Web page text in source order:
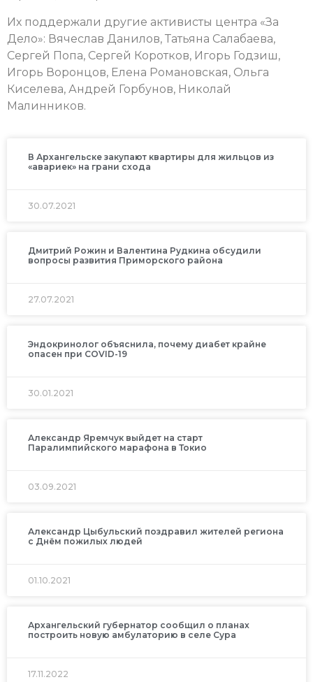
Их поддержали другие активисты центра «За
Дело»: Вячеслав Данилов, Татьяна Салабаева,
Сергей Попа, Сергей Коротков, Игорь Годзиш,
Игорь Воронцов, Елена Романовская, Ольга
Киселева, Андрей Горбунов, Николай
Малинников.
В Архангельске закупают квартиры для жильцов из
«авариек» на грани схода
30.07.2021
Дмитрий Рожин и Валентина Рудкина обсудили
вопросы развития Приморского района
27.07.2021
Эндокринолог объяснила, почему диабет крайне
опасен при COVID-19
30.01.2021
Александр Яремчук выйдет на старт
Паралимпийского марафона в Токио
03.09.2021
Александр Цыбульский поздравил жителей региона
с Днём пожилых людей
01.10.2021
Архангельский губернатор сообщил о планах
построить новую амбулаторию в селе Сура
17.11.2022